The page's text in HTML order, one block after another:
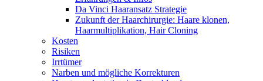
Da Vinci Haaransatz Strategie
Zukunft der Haarchirurgie: Haare klonen,
Haarmultiplikation, Hair Cloning
Kosten
Risiken
Irrtümer
Narben und mögliche Korrekturen